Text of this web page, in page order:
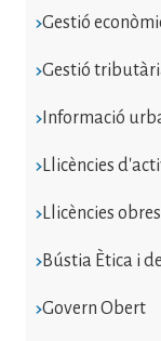
Gestió
Gestió
Informació
Llicències
Llicències obres
Bústia Ètica i
Govern Obert